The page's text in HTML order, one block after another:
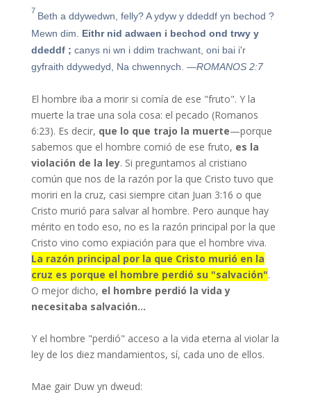
7 Beth a ddywedwn, felly? A ydyw y ddeddf yn bechod ?
Mewn dim. Eithr nid adwaen i bechod ond trwy y
ddeddf ; canys ni wn i ddim trachwant, oni bai i'r
gyfraith ddywedyd, Na chwennych. —ROMANOS 2:7
El hombre iba a morir si comía de ese "fruto". Y la
muerte la trae una sola cosa: el pecado (Romanos
6:23). Es decir, que lo que trajo la muerte—porque
sabemos que el hombre comió de ese fruto, es la
violación de la ley. Si preguntamos al cristiano
común que nos de la razón por la que Cristo tuvo que
moriri en la cruz, casi siempre citan Juan 3:16 o que
Cristo murió para salvar al hombre. Pero aunque hay
mérito en todo eso, no es la razón principal por la que
Cristo vino como expiación para que el hombre viva.
La razón principal por la que Cristo murió en la
cruz es porque el hombre perdió su "salvación".
O mejor dicho, el hombre perdió la vida y
necesitaba salvación…
Y el hombre "perdió" acceso a la vida eterna al violar la
ley de los diez mandamientos, sí, cada uno de ellos.
Mae gair Duw yn dweud: